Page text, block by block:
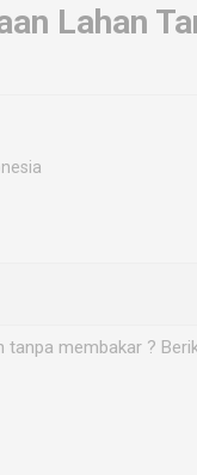
Lahan
membakar ?